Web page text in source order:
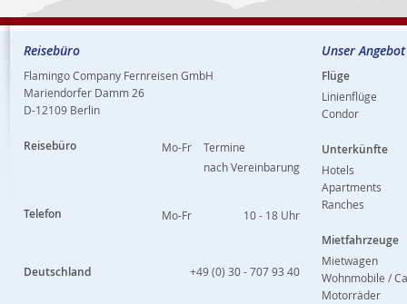
Reisebüro
Flamingo Company Fernreisen GmbH
Mariendorfer Damm 26
D-12109 Berlin
Reisebüro Mo-Fr
Termine
nach Vereinbarung
Telefon Mo-Fr 10 - 18 Uhr
Deutschland +49 (0) 30 - 707 93 40
Unser Angebot
Flüge
Linienflüge
Condor
Unterkünfte
Hotels
Apartments
Ranches
Mietfahrzeuge
Mietwagen
Wohnmobile /
Motorräder